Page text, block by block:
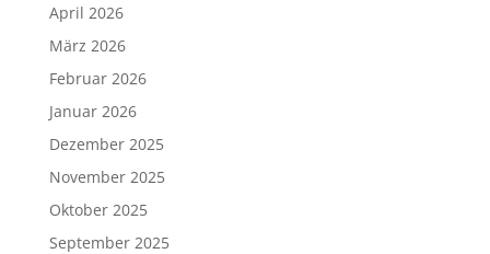
April 2026
März 2026
Februar 2026
Januar 2026
Dezember 2025
November 2025
Oktober 2025
September 2025